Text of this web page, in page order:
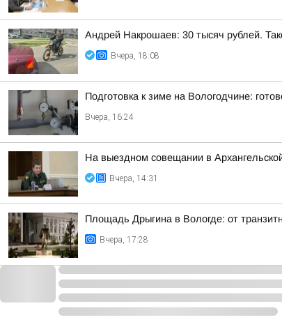
Андрей Накрошаев: 30 тысяч рублей.
Вчера, 18:08
Подготовка к зиме на Вологодчине:
Вчера, 16:24
На выездном совещании в
Вчера, 14:31
Площадь Дрыгина в Вологде: от
Вчера, 17:28